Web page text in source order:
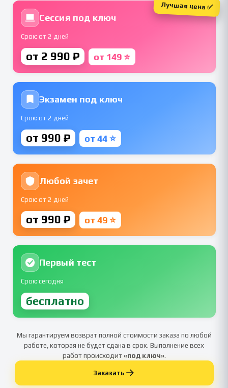
Сессия под ключ
Срок: от 2 дней
от 2 990 ₽ от 149 ⭐
Лучшая цена ✅
Экзамен под ключ
Срок: от 2 дней
от 990 ₽ от 44 ⭐
Любой зачет
Срок: от 2 дней
от 990 ₽ от 49 ⭐
Первый тест
Срок: сегодня
бесплатно
Мы гарантируем возврат полной стоимости заказа по любой
работе, которая не будет сдана в срок. Выполнение всех
работ происходит«под ключ».
Заказать